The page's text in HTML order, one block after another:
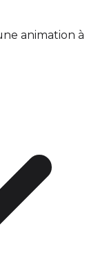
animation à